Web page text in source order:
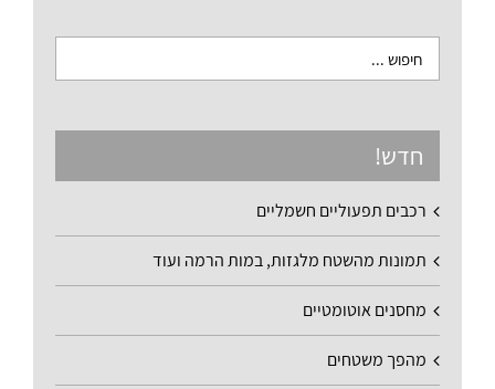
חדש!
רכבים תפעוליים חשמליים
תמונות מהשטח מלגזות, במות הרמה ועוד
מחסנים אוטומטיים
מהפך משטחים